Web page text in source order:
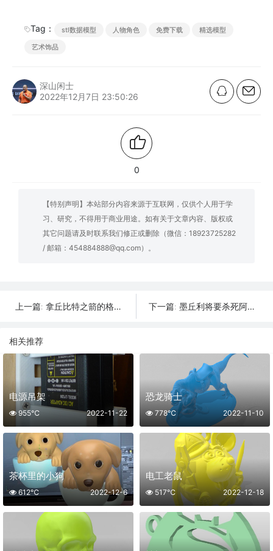
Tag： stl数据模型 人物角色 免费下载
精选模型
艺术饰品
深山闲士
2022年12月7日 23:50:26
0
【特别声明】本站部分内容来源于互联网，仅供个人用于学
习、研究，不得用于商业用途。如有关于文章内容、版权或
其它问题请及时联系我们修正或删除（微信：18923725282
/ 邮箱：454884888@qq.com）。
上一篇: 拿丘比特之箭的格雷斯和小丘比特 下一篇: 墨丘利将要杀死阿格斯
相关推荐
电源吊架
2022-11-22
955℃
恐龙骑士
2022-11-10
778℃
茶杯里的小狗
2022-12-6
612℃
电工老鼠
2022-12-18
517℃